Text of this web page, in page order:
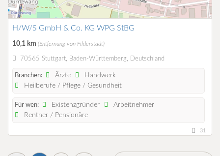
H/W/S GmbH & Co. KG WPG StBG
10,1 km (Entfernung von Filderstadt)
70565 Stuttgart, Baden-Württemberg, Deutschland
Branchen: Ärzte
Handwerk
Heilberufe / Pflege / Gesundheit
Für wen: Existenzgründer
Arbeitnehmer
Rentner / Pensionäre
31